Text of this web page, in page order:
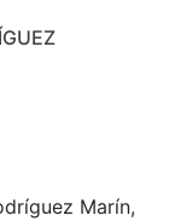
Marín,